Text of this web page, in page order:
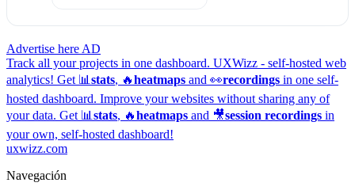
Advertise here AD
Track all your projects in one dashboard. UXWizz - self-hosted web
analytics! Get 📊 stats, 🔥heatmaps and 👀recordings in one self-
hosted dashboard. Improve your websites without sharing any of
your data. Get 📊 stats, 🔥heatmaps and 🎥session recordings in
your own, self-hosted dashboard!
uxwizz.com
Navegación